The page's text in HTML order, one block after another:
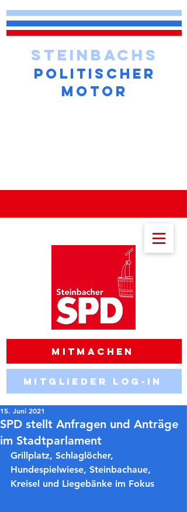
STEINBACHS
Mitglieder Log-in
POLITISCHER
MOTOR
Mitmachen
SPD stellt Anfragen und Anträge
im Stadtparlament
15. Juni 2021
Grillplatz, Schlaglöcher,
Hundespielwiese, Steinbachaue,
Kreisel und Liegebänke im Fokus